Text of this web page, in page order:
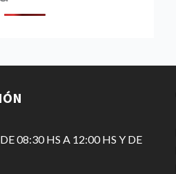
08:30 HS A 12:00 HS Y DE